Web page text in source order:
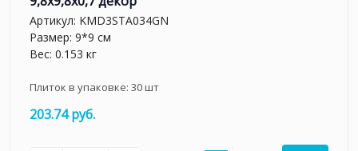
Артикул: KMD3STA034GN
Размер: 9*9 см
Вес: 0.153 кг
Плиток в упаковке: 30шт
203.74 руб.